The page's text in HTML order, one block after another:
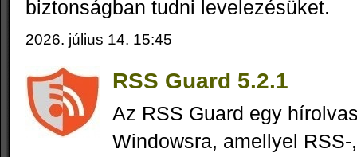
biztonságban tudni levelezésüket.
2026. július 14. 15:45
RSS Guard 5.2.1
Az RSS Guard egy
Windowsra, amellyel